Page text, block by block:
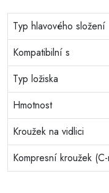
Typ hlavového složení
Kompatibilní s
Typ ložiska
Hmotnost
Kroužek na vidlici
Kompresní kroužek